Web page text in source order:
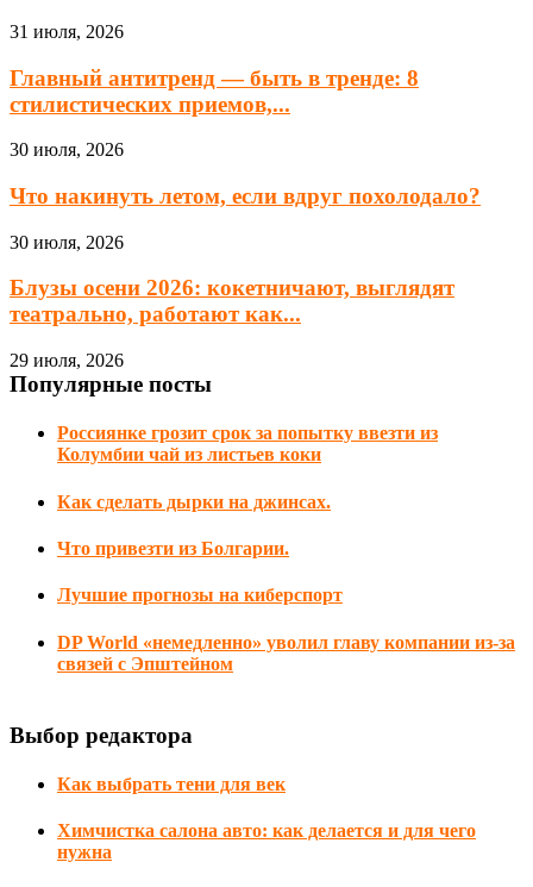
31 июля, 2026
Главный антитренд — быть в тренде: 8
стилистических приемов,...
30 июля, 2026
Что накинуть летом, если вдруг похолодало?
30 июля, 2026
Блузы осени 2026: кокетничают, выглядят
театрально, работают как...
29 июля, 2026
Популярные посты
Россиянке грозит срок за попытку ввезти из
Колумбии чай из листьев коки
Как сделать дырки на джинсах.
Что привезти из Болгарии.
Лучшие прогнозы на киберспорт
DP World «немедленно» уволил главу компании из-за
связей с Эпштейном
Выбор редактора
Как выбрать тени для век
Химчистка салона авто: как делается и для чего
нужна